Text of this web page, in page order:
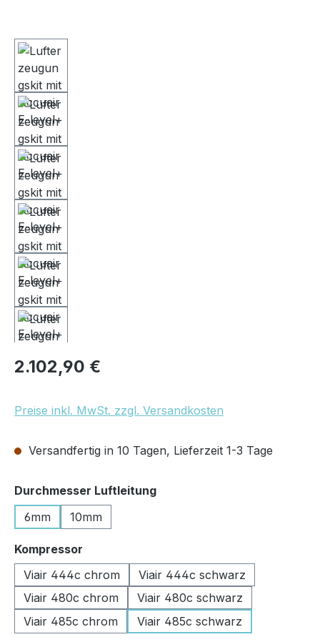
Regulärer Preis:
2.102,90 €
Preise inkl. MwSt. zzgl. Versandkosten
Versandfertig in 10 Tagen, Lieferzeit 1-3 Tage
Durchmesser Luftleitungauswählen
6mm
10mm
Kompressor
Viair 444c chrom
Viair 444c schwarz
Viair 480c chrom
Viair 480c schwarz
Viair 485c chrom
Viair 485c schwarz